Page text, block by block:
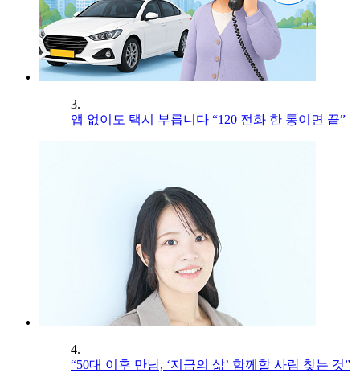
3.
앱 없이도 택시 부릅니다 “120 전화 한 통이면 끝”
4.
“50대 이후 만남, ‘지금의 삶’ 함께할 사람 찾는 것”